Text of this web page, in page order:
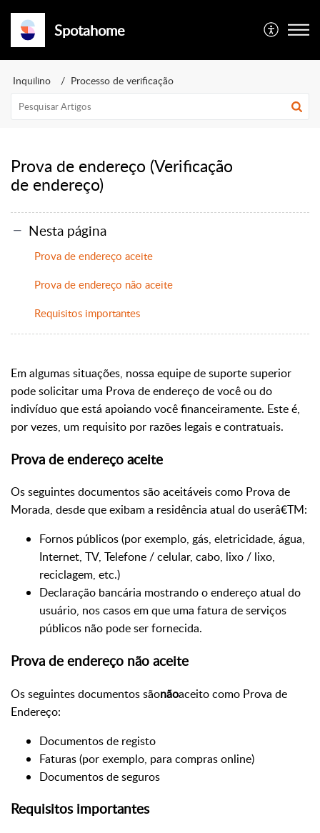
Spotahome
Inquilino Processo de verificação
Prova de endereço (Verificação
de endereço)
Nesta página
Prova de endereço aceite
Prova de endereço não aceite
Requisitos importantes
Em algumas situações, nossa equipe de suporte superior
pode solicitar uma Prova de endereço de você ou do
indivíduo que está apoiando você financeiramente. Este é,
por vezes, um requisito por razões legais e contratuais.
Prova de endereço aceite
Os seguintes documentos são aceitáveis como Prova de
Morada, desde que exibam a residência atual do userâ€TM:
Fornos públicos (por exemplo, gás, eletricidade, água,
Internet, TV, Telefone / celular, cabo, lixo / lixo,
reciclagem, etc.)
Declaração bancária mostrando o endereço atual do
usuário, nos casos em que uma fatura de serviços
públicos não pode ser fornecida.
Prova de endereço não aceite
Os seguintes documentos sãonãoaceito como Prova de
Endereço:
Documentos de registo
Faturas (por exemplo, para compras online)
Documentos de seguros
Requisitos importantes